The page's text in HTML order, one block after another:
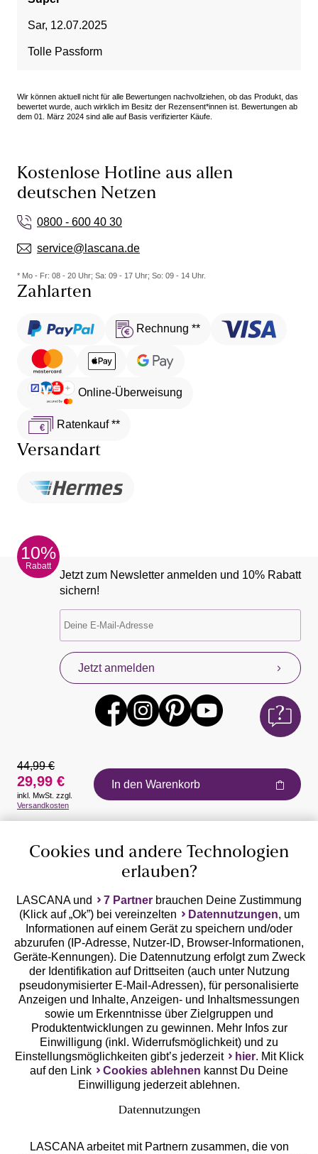
Sar, 12.07.2025
Tolle Passform
Wir können aktuell nicht für alle Bewertungen nachvollziehen, ob das Produkt, das
bewertet wurde, auch wirklich im Besitz der Rezensent*innen ist. Bewertungen ab
dem 01. März 2024 sind alle auf Basis verifizierter Käufe.
Kostenlose Hotline aus allen
deutschen Netzen
0800 - 600 40 30
service@lascana.de
* Mo - Fr: 08 - 20 Uhr; Sa: 09 - 17 Uhr; So: 09 - 14 Uhr.
Zahlarten
Rechnung **
Online-Überweisung
Ratenkauf **
Versandart
10%
Rabatt
Jetzt zum Newsletter anmelden und 10% Rabatt
sichern!
Jetzt anmelden
Auszeichnungen
Geprüfte Sicherheit
Unsere Apps
44,99 €
29,99 €
inkl. MwSt. zzgl.
Versandkosten
In den Warenkorb
Cookies und andere Technologien
erlauben?
LASCANA und 7 Partner brauchen Deine Zustimmung
(Klick auf „Ok”) bei vereinzelten
Datennutzungen, um
Informationen auf einem Gerät zu speichern und/oder
abzurufen (IP-Adresse, Nutzer-ID, Browser-Informationen,
Geräte-Kennungen). Die Datennutzung erfolgt zum Zweck
der Identifikation auf Drittseiten (auch unter Nutzung
pseudonymisierter E-Mail-Adressen), für personalisierte
Anzeigen und Inhalte, Anzeigen- und Inhaltsmessungen
sowie um Erkenntnisse über Zielgruppen und
Produktentwicklungen zu gewinnen. Mehr Infos zur
Einwilligung (inkl. Widerrufsmöglichkeit) und zu
Einstellungsmöglichkeiten gibt’s jederzeit
hier. Mit Klick
auf den Link
Cookies ablehnen kannst Du Deine
Einwilligung jederzeit ablehnen.
Datennutzungen
LASCANA arbeitet mit Partnern zusammen, die von